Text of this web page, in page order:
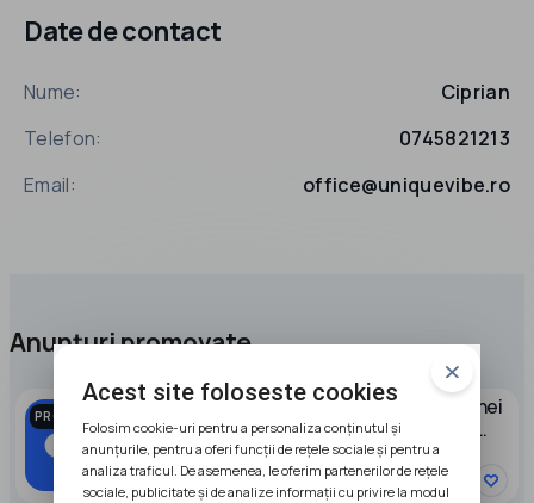
Date de contact
Nume:
Ciprian
Telefon:
0745821213
Email:
office@uniquevibe.ro
Anunțuri promovate
PROMOVAT
Caut partener pentru dezvoltarea unei
afaceri in domeniul stocarii energiei
electrice
Acest site foloseste cookies
Folosim cookie-uri pentru a personaliza conținutul și
anunțurile, pentru a oferi funcții de rețele sociale și pentru a
analiza traficul. De asemenea, le oferim partenerilor de rețele
sociale, publicitate și de analize informații cu privire la modul